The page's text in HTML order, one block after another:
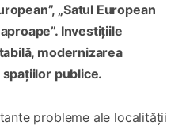
„Satul European
Investițiile
modernizarea
publice.
probleme ale localității